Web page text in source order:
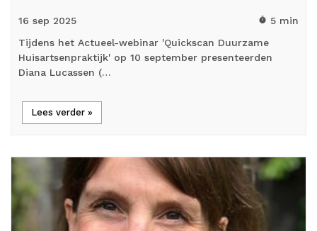
16 sep 2025 timer 5 min
Tijdens het Actueel-webinar 'Quickscan Duurzame
Huisartsenpraktijk' op 10 september presenteerden
Diana Lucassen (…
Lees verder »